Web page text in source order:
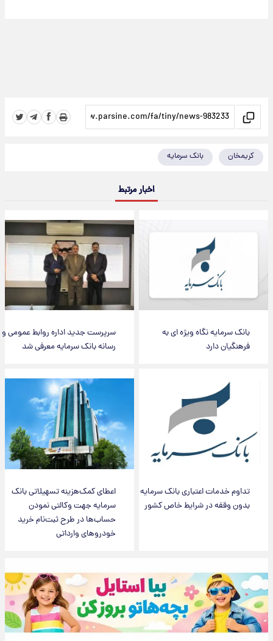
کریمخان بانک سرمایه
اخبار مرتبط
بانک سرمایه نگاه ویژه ای به
فرهنگیان دارد
سرپرست جدید اداره روابط عمومی و
رسانه بانک سرمایه معرفی شد
تداوم خدمات اعتباری بانک سرمایه
بدون وقفه در شرایط خاص کشور
اعطای کمک‌هزینه تسهیلاتی بانک
سرمایه جهت وکالتی نمودن
حساب‌ها در طرح ثبت‌نام خرید
خودروهای وارداتی